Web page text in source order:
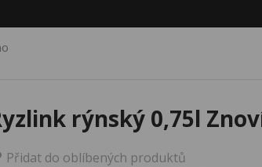
rýnský 0,75l
Přidat do oblíbených produktů